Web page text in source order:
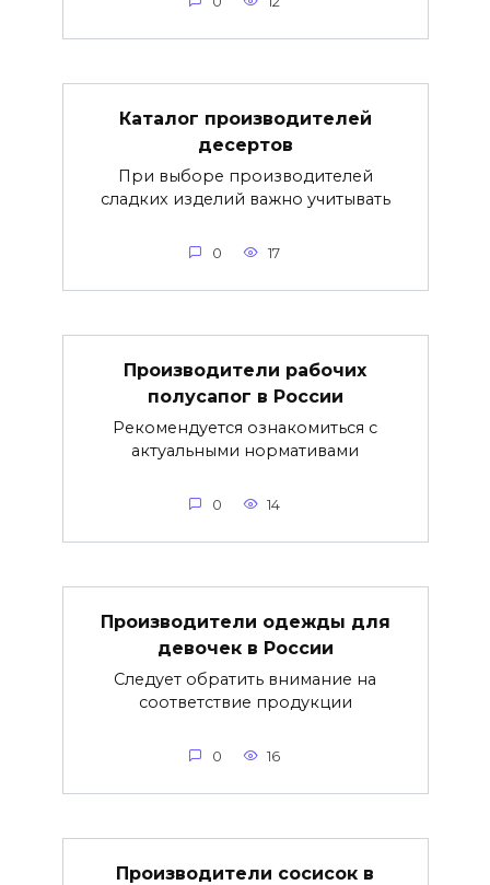
Каталог производителей
десертов
При выборе производителей
сладких изделий важно учитывать
0 17
Производители рабочих
полусапог в России
Рекомендуется ознакомиться с
актуальными нормативами
0 14
Производители одежды для
девочек в России
Следует обратить внимание на
соответствие продукции
0 16
Производители сосисок в